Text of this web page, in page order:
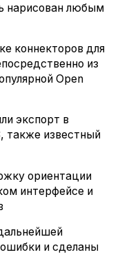
нарисован любым
коннекторов для
из
Open
экспорт в
также известный
ориентации
интерфейсе и
и сделаны